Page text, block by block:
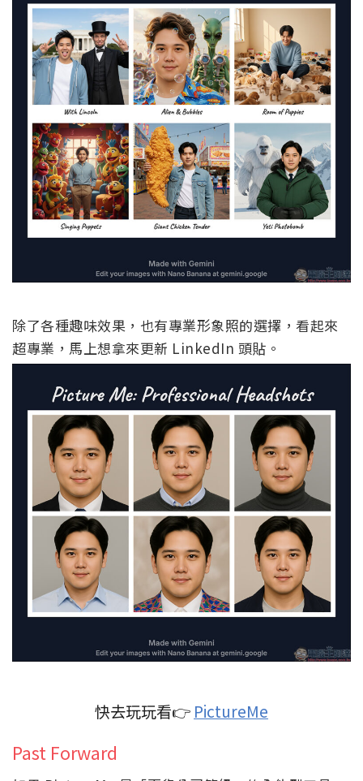
除了各種趣味效果，也有專業形象照的選擇，看起來
超專業，馬上想拿來更新 LinkedIn 頭貼。
快去玩玩看👉 PictureMe
Past Forward